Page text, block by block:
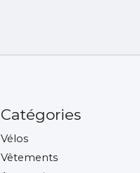
Catégories
Vélos
Vêtements